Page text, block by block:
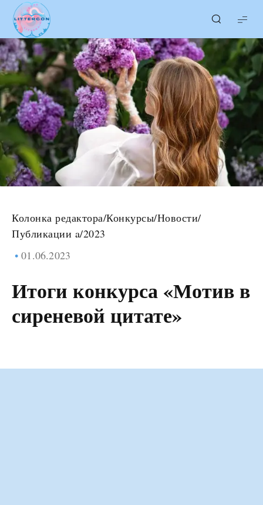
LITTERcon
Колонка редактора/Конкурсы/Новости/
Публикации a/2023
01.06.2023
Итоги конкурса «Мотив в
сиреневой цитате»